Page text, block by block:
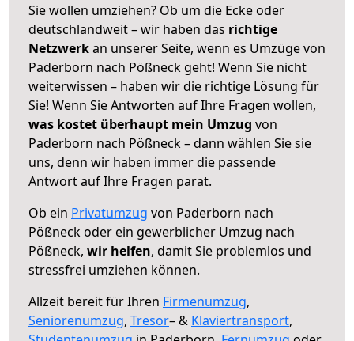
Sie wollen umziehen? Ob um die Ecke oder
deutschlandweit – wir haben das richtige
Netzwerkan unserer Seite, wenn es Umzüge von
Paderborn nach Pößneck geht! Wenn Sie nicht
weiterwissen – haben wir die richtige Lösung für
Sie! Wenn Sie Antworten auf Ihre Fragen wollen,
was kostet überhaupt mein Umzug von
Paderborn nach Pößneck – dann wählen Sie sie
uns, denn wir haben immer die passende
Antwort auf Ihre Fragen parat.
Ob ein Privatumzug von Paderborn nach
Pößneck oder ein gewerblicher Umzug nach
Pößneck, wir helfen, damit Sie problemlos und
stressfrei umziehen können.
Allzeit bereit für Ihren Firmenumzug,
Seniorenumzug, Tresor– & Klaviertransport,